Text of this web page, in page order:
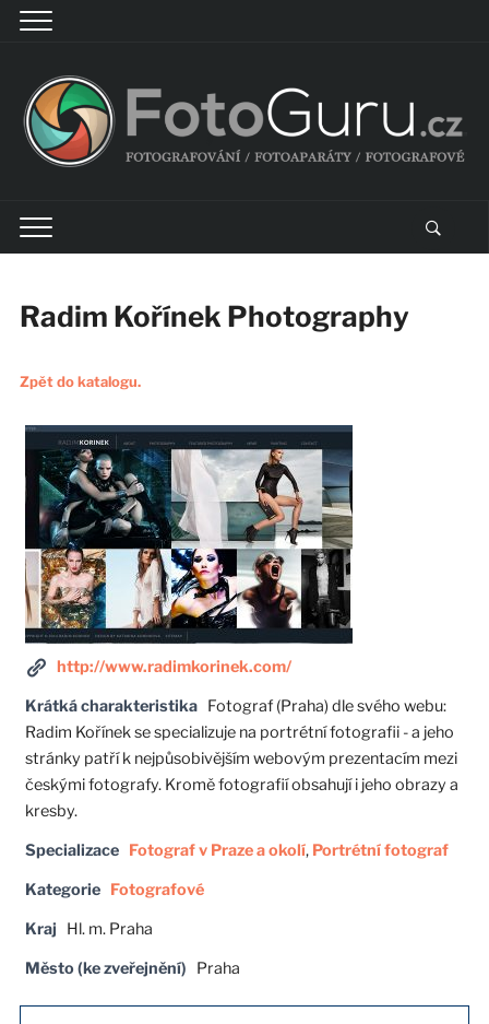
Radim Kořínek Photography
Zpět do katalogu.
http://www.radimkorinek.com/
Krátká charakteristika Fotograf (Praha) dle svého webu:
Radim Kořínek se specializuje na portrétní fotografii - a jeho
stránky patří k nejpůsobivějším webovým prezentacím mezi
českými fotografy. Kromě fotografií obsahují i jeho obrazy a
kresby.
Specializace Fotograf v Praze a okolí, Portrétní fotograf
Kategorie Fotografové
Kraj
Hl. m. Praha
Město (ke zveřejnění)
Praha